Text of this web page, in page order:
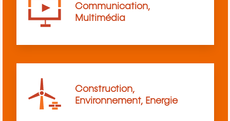
Communication,
Multimédia
Construction,
Environnement, Energie